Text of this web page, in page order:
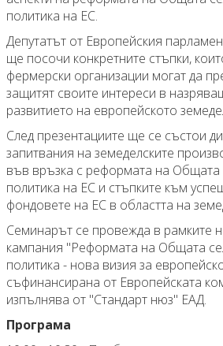
политика на ЕС.
Депутатът от Европейския
ще посочи конкретните стъпки,
фермерски организации могат да
защитят своите интереси в
развитието на европейското
След презентациите ще се състои
запитвания на земеделските
във връзка с реформата на Общата
политика на ЕС и стъпките към
фондовете на ЕС в областта на
Семинарът се провежда в рамките
кампания "Реформата на Общата
политика - нова визия за
съфинансирана от Европейската
изпълнява от "Стандарт нюз" ЕАД.
Програма